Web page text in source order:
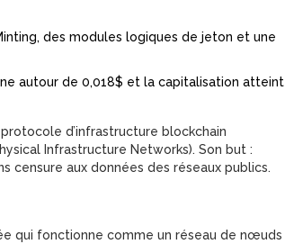
des modules logiques de jeton et une
autour de 0,018$ et la capitalisation atteint
d’infrastructure blockchain
Infrastructure Networks). Son but :
censure aux données des réseaux publics.
qui fonctionne comme un réseau de nœuds